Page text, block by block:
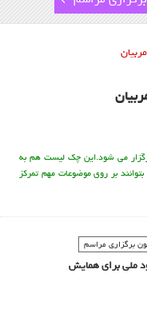
می شود.این چک لیست هم به
بر روی موضوعات مهم تمرکز
برگزاری مراسم
ملی برای همایش